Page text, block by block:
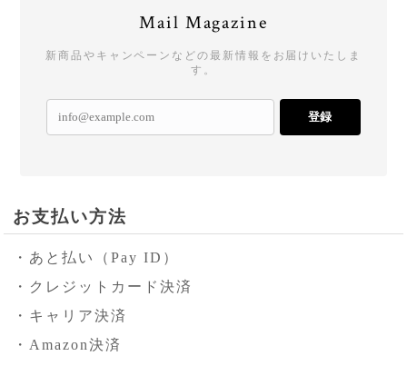
Mail Magazine
新商品やキャンペーンなどの最新情報をお届けいたしま
す。
登録
お支払い方法
・あと払い（Pay ID）
・クレジットカード決済
・キャリア決済
・Amazon決済